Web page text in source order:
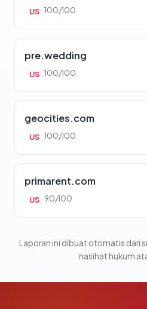
US 100/100
pre.wedding
US 100/100
geocities.com
US 100/100
primarent.com
US 90/100
Laporan ini dibuat otomatis dari
nasihat hukum